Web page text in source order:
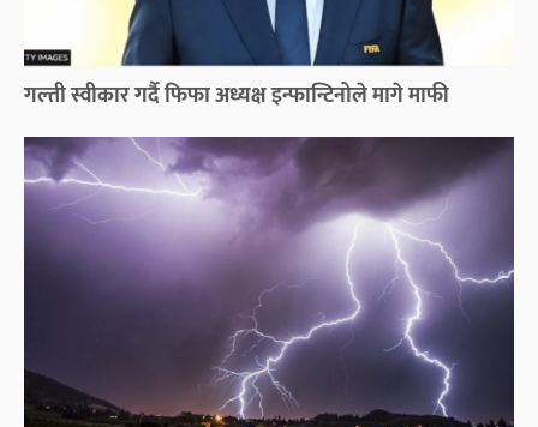
गल्ती स्वीकार गर्दै फिफा अध्यक्ष इन्फान्टिनोले मागे माफी